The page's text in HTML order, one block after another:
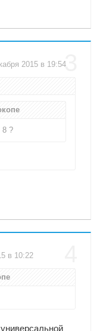
3
2015 в 19:54
8 ?
в 10:22